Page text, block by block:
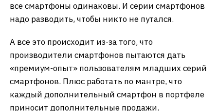
все смартфоны одинаковы. И серии смартфонов
надо разводить, чтобы никто не путался.
А все это происходит из-за того, что
производители смартфонов пытаются дать
«премиум-опыт» пользователям младших серий
смартфонов. Плюс работать по мантре, что
каждый дополнительный смартфон в портфеле
приносит дополнительные продажи.